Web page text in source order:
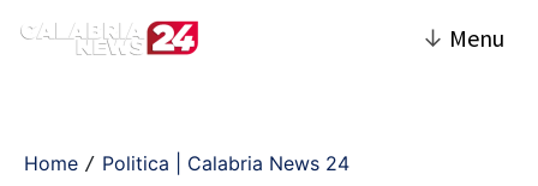
↓ Menu
Home / Politica | Calabria News 24